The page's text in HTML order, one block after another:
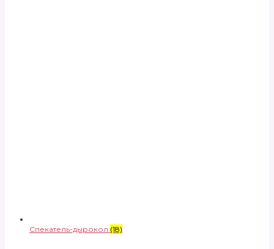
Спекатель-дырокол (18)